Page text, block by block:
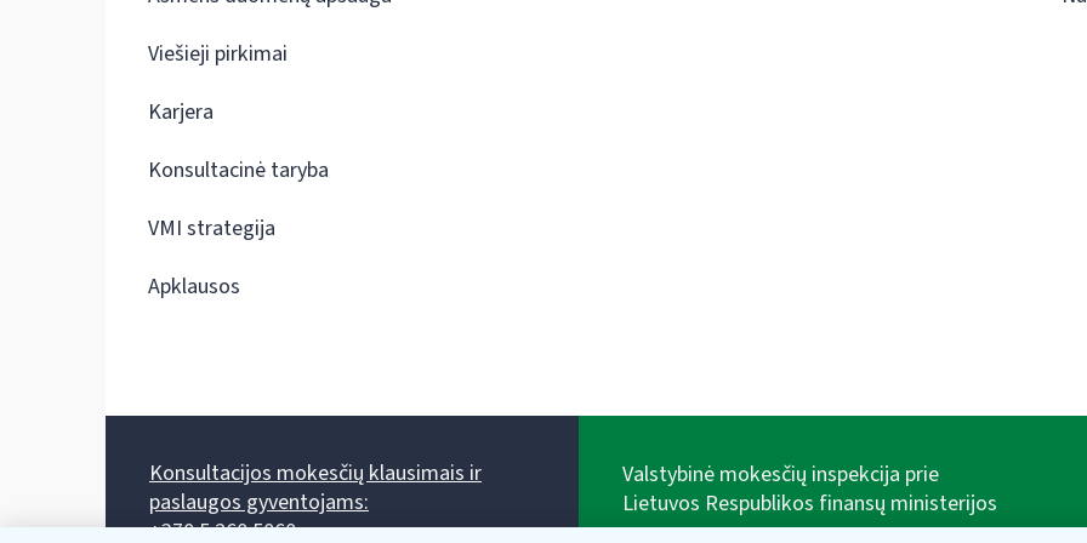
Viešieji pirkimai
Karjera
Konsultacinė taryba
VMI strategija
Apklausos
Konsultacijos mokesčių klausimais ir
paslaugos gyventojams:
+370 5 260 5060
Valstybinė mokesčių inspekcija prie
Lietuvos Respublikos finansų ministerijos